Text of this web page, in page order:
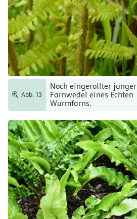
Abb. 13
Noch eingerollter junger
Farnwedel eines Echten
Wurmfarns.